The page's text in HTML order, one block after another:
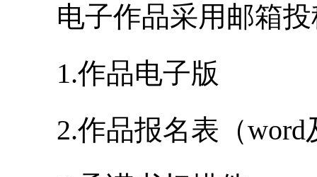
电子作品采用邮箱投
1.作品电子版
2.作品报名表（word